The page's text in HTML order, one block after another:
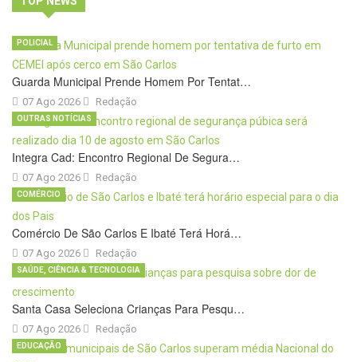
Guarda Municipal Prende Homem Por Tentat…
07 Ago 2026
POLICIAL
Redação
Integra Cad: Encontro Regional De Segura…
07 Ago 2026
OUTRAS NOTÍCIAS
Redação
Comércio De São Carlos E Ibaté Terá Horá…
07 Ago 2026
COMÉRCIO
Redação
Santa Casa Seleciona Crianças Para Pesqu…
07 Ago 2026
SAÚDE, CIÊNCIA & TECNOLOGIA
Redação
EDUCAÇÃO